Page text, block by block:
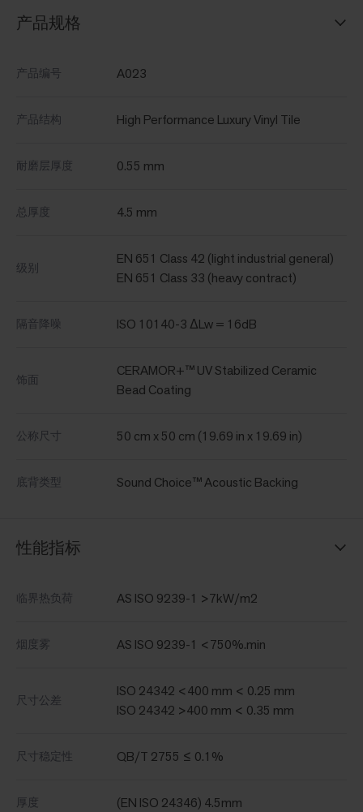
产品规格
产品编号 A023
产品结构 High Performance Luxury Vinyl Tile
耐磨层厚度 0.55 mm
总厚度 4.5 mm
级别
EN 651 Class 42 (light industrial general)
EN 651 Class 33 (heavy contract)
隔音降噪 ISO 10140-3 ΔLw = 16dB
饰面
CERAMOR+™ UV Stabilized Ceramic
Bead Coating
公称尺寸 50 cm x 50 cm (19.69 in x 19.69 in)
底背类型 Sound Choice™ Acoustic Backing
性能指标
临界热负荷 AS ISO 9239-1 >7kW/m2
烟度雾 AS ISO 9239-1 <750%.min
尺寸公差
ISO 24342 <400 mm < 0.25 mm
ISO 24342 >400 mm < 0.35 mm
尺寸稳定性 QB/T 2755 ≤ 0.1%
厚度 (EN ISO 24346) 4.5mm